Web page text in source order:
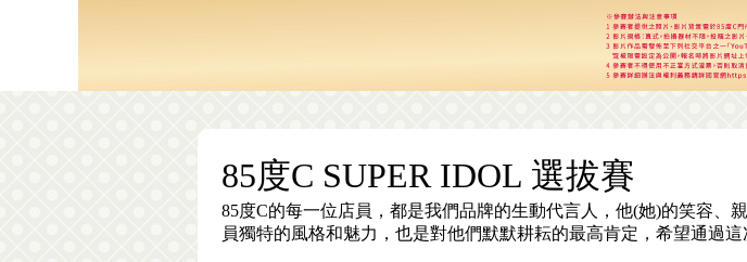
85度C SUPER IDOL 選拔賽
85度C的每一位店員，都是我們品牌的生動代言人，他(她)的笑容
員獨特的風格和魅力，也是對他們默默耕耘的最高肯定，希望通過